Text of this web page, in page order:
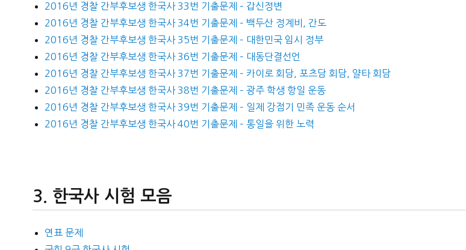
2016년 경찰 간부후보생 한국사 33번 기출문제 – 갑신정변
2016년 경찰 간부후보생 한국사 34번 기출문제 – 백두산 정계비, 간도
2016년 경찰 간부후보생 한국사 35번 기출문제 – 대한민국 임시 정부
2016년 경찰 간부후보생 한국사 36번 기출문제 – 대동단결선언
2016년 경찰 간부후보생 한국사 37번 기출문제 – 카이로 회담, 포츠담 회담, 얄타 회담
2016년 경찰 간부후보생 한국사 38번 기출문제 – 광주 학생 항일 운동
2016년 경찰 간부후보생 한국사 39번 기출문제 – 일제 강점기 민족 운동 순서
2016년 경찰 간부후보생 한국사 40번 기출문제 – 통일을 위한 노력
한국사 시험 모음
연표 문제